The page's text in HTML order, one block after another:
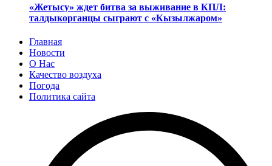
«Жетысу» ждет битва за выживание в КПЛ:
талдыкорганцы сыграют с «Кызылжаром»
Главная
Новости
О Нас
Качество воздуха
Погода
Политика сайта